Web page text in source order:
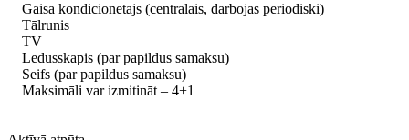
Gaisa kondicionētājs (centrālais, darbojas periodiski)
Tālrunis
TV
Ledusskapis (par papildus samaksu)
Seifs (par papildus samaksu)
Maksimāli var izmitināt – 4+1